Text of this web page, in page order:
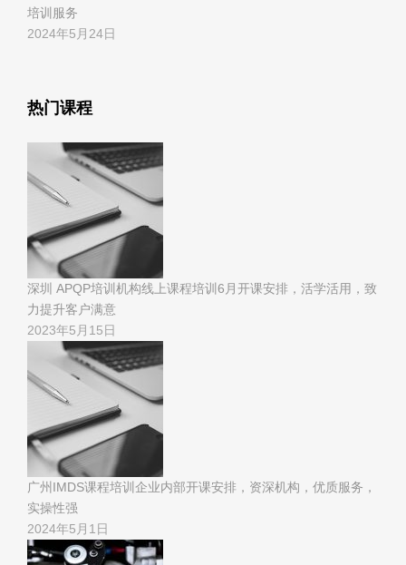
培训服务
2024年5月24日
热门课程
深圳 APQP培训机构线上课程培训6月开课安排，活学活用，致
力提升客户满意
2023年5月15日
广州IMDS课程培训企业内部开课安排，资深机构，优质服务，
实操性强
2024年5月1日